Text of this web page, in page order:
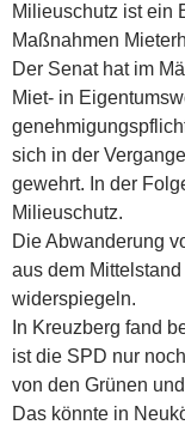
Milieuschutz ist ein
Maßnahmen
Der Senat hat im
Miet- in
sich in der
gewehrt. In der
Milieuschutz.
Die Abwanderung
aus dem
widerspiegeln.
In Kreuzberg fand
ist die SPD nur
von den Grünen
Das könnte in